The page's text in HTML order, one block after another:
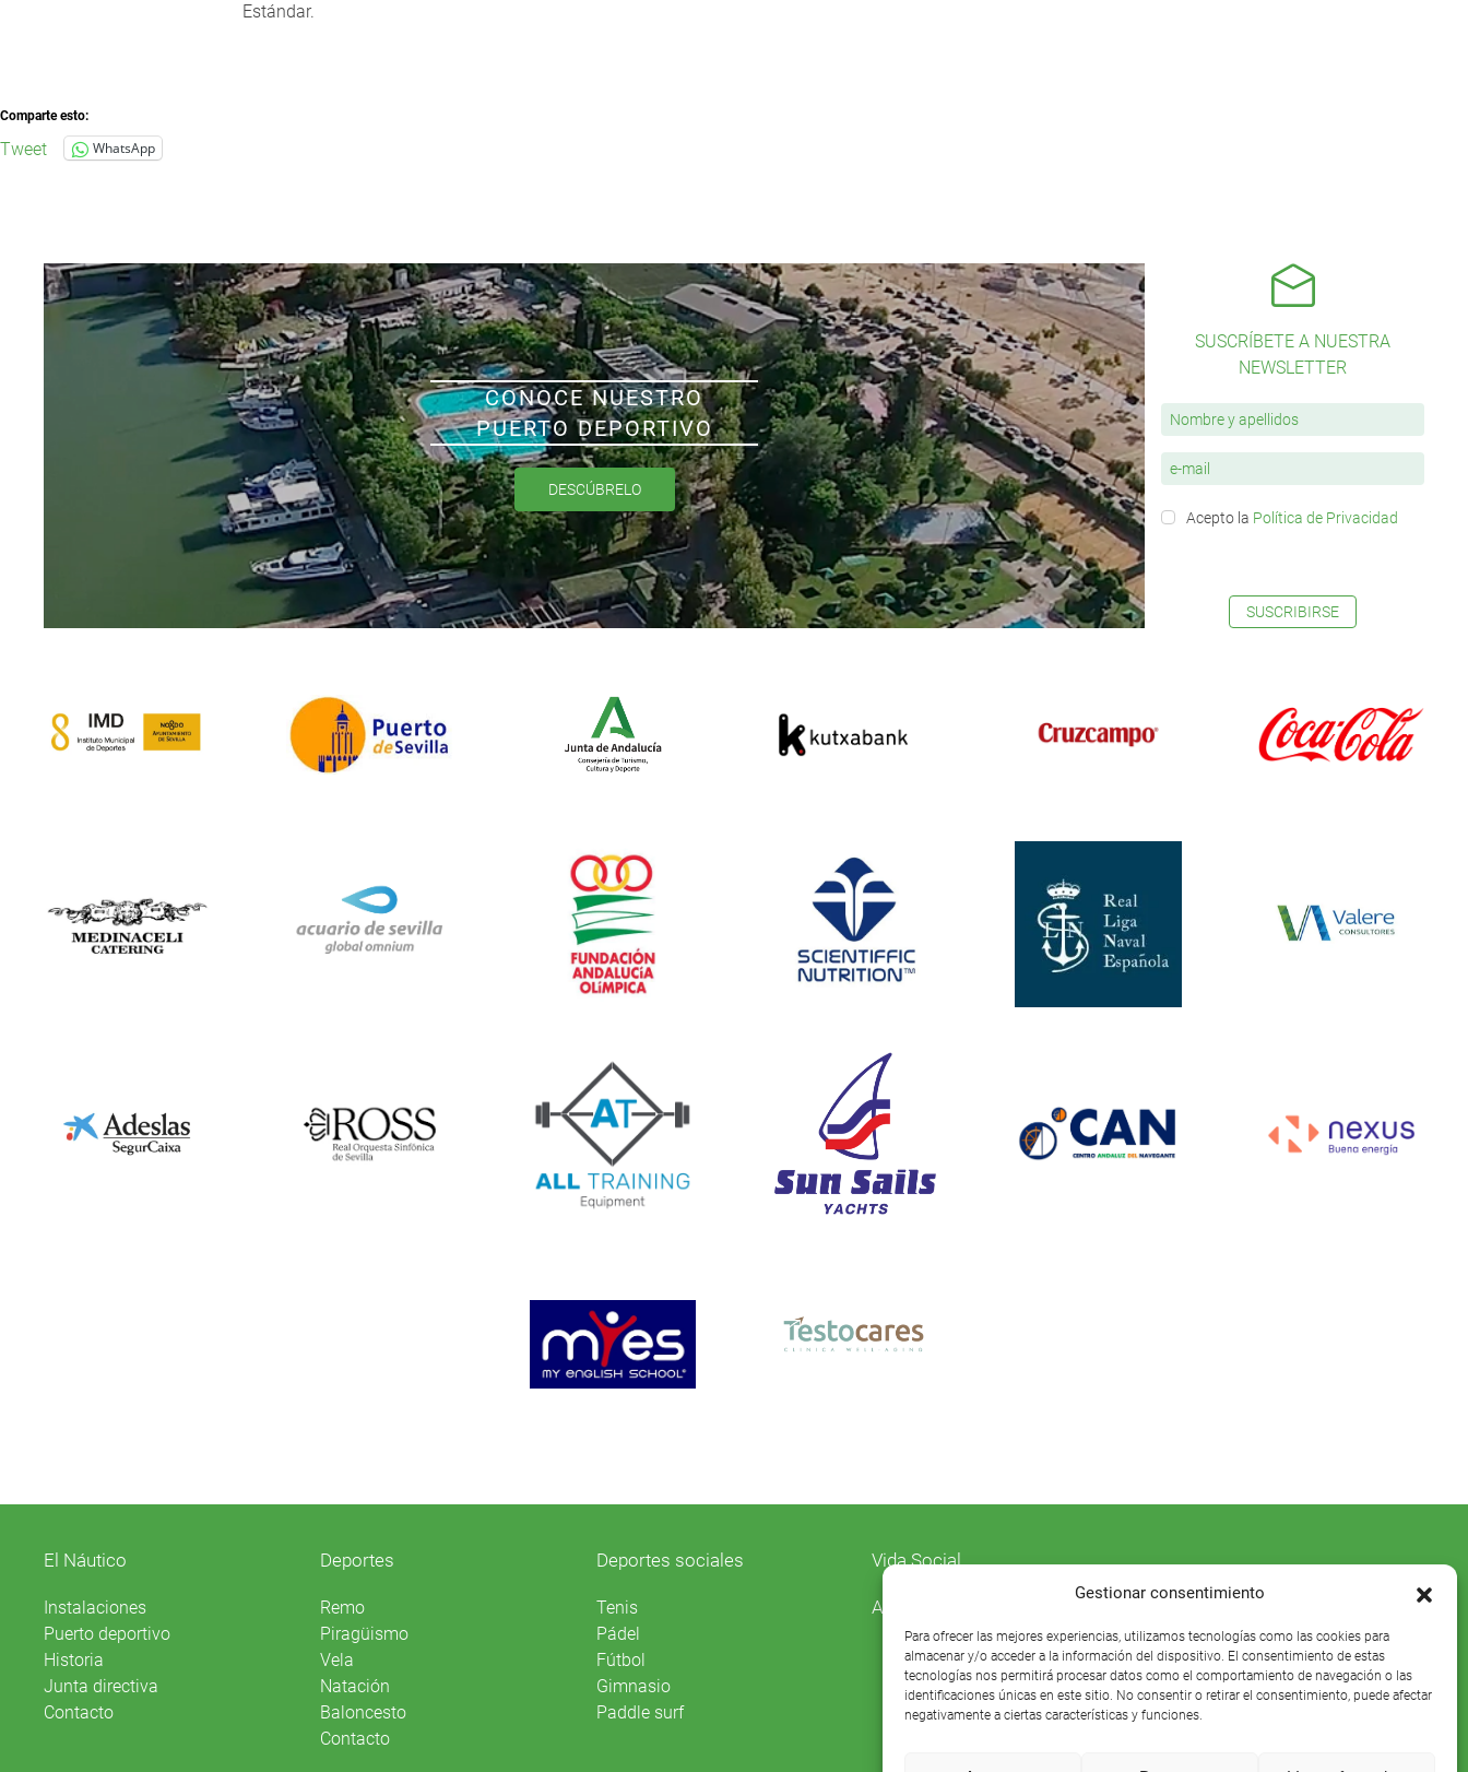
Gestionar consentimiento
Para ofrecer las mejores experiencias, utilizamos tecnologías como las cookies para
almacenar y/o acceder a la información del dispositivo. El consentimiento de estas
tecnologías nos permitirá procesar datos como el comportamiento de navegación o las
identificaciones únicas en este sitio. No consentir o retirar el consentimiento, puede afectar
negativamente a ciertas características y funciones.
Estándar.
Comparte esto:
Tweet WhatsApp
CONOCE NUESTRO
PUERTO DEPORTIVO
DESCÚBRELO
SUSCRÍBETE A NUESTRA
NEWSLETTER
Acepto la Política de Privacidad
SUSCRIBIRSE
El Náutico
Instalaciones
Puerto deportivo
Historia
Junta directiva
Contacto
Deportes
Remo
Piragüismo
Vela
Natación
Baloncesto
Contacto
Deportes sociales
Tenis
Pádel
Fútbol
Gimnasio
Paddle surf
Vida Social
Agenda